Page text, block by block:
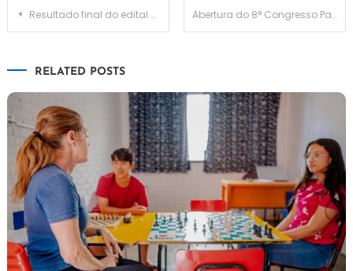
Navegação
Resultado final do edital homologado na Câmara dos Deputados Abertura do 8° Congresso Pacto Pelo Brasil 2024
RELATED POSTS